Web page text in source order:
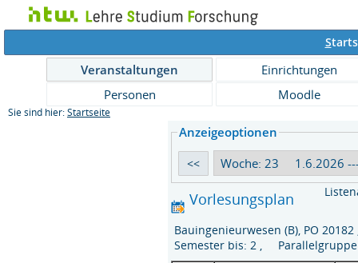
S
Veranstaltungen
Einrichtungen
Personen
Moodle
Sie sind hier: Startseite
Anzeigeoptionen
Vorlesungsplan
Bauingenieurwesen (B), PO
Semester bis: 2 ,